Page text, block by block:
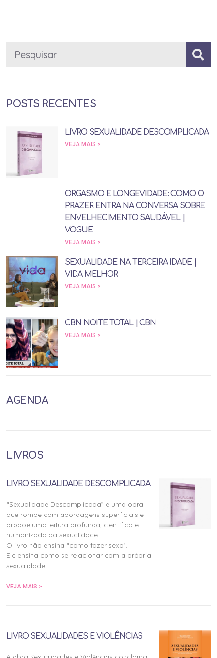
POSTS RECENTES
LIVRO SEXUALIDADE DESCOMPLICADA
VEJA MAIS >
ORGASMO E LONGEVIDADE: COMO O
PRAZER ENTRA NA CONVERSA SOBRE
ENVELHECIMENTO SAUDÁVEL |
VOGUE
VEJA MAIS >
SEXUALIDADE NA TERCEIRA IDADE |
VIDA MELHOR
VEJA MAIS >
CBN NOITE TOTAL | CBN
VEJA MAIS >
AGENDA
LIVROS
LIVRO SEXUALIDADE DESCOMPLICADA
“Sexualidade Descomplicada” é uma obra
que rompe com abordagens superficiais e
propõe uma leitura profunda, científica e
humanizada da sexualidade.
O livro não ensina “como fazer sexo”.
Ele ensina como se relacionar com a própria
sexualidade.
VEJA MAIS >
LIVRO SEXUALIDADES E VIOLÊNCIAS